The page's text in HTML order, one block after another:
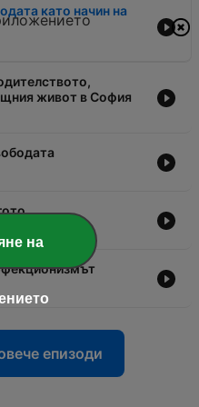
като начин на
живот в София
епизоди
на